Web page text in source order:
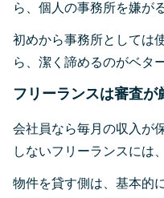
ら、個人の事務所を嫌が
初めから事務所としては
ら、潔く諦めるのがベタ
フリーランスは審査が
会社員なら毎月の収入が
しないフリーランスには
物件を貸す側は、基本的